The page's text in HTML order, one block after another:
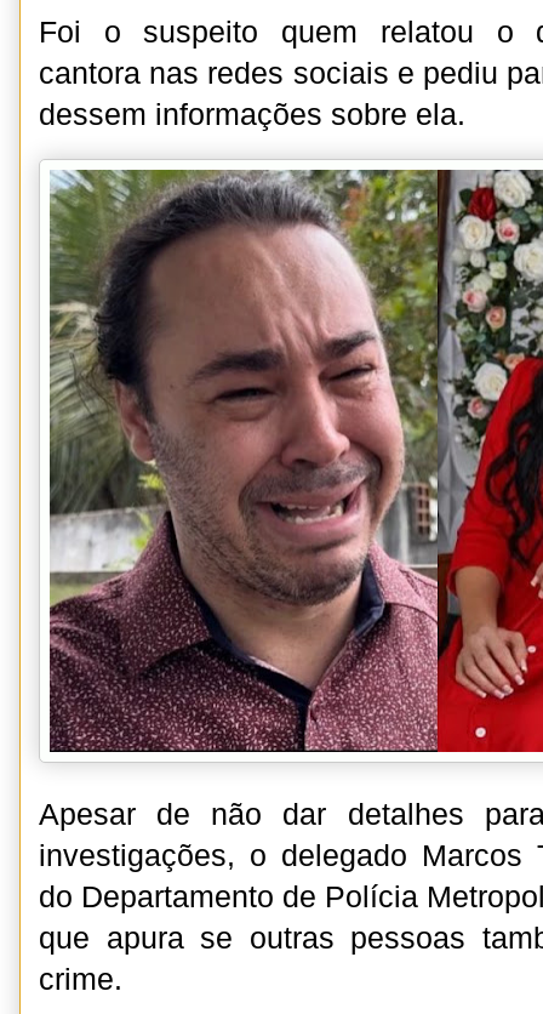
Foi o suspeito quem relatou o
cantora nas redes sociais e pediu
dessem informações sobre ela.
Apesar de não dar detalhes
investigações, o delegado Marcos
do Departamento de Polícia
que apura se outras pessoas
crime.